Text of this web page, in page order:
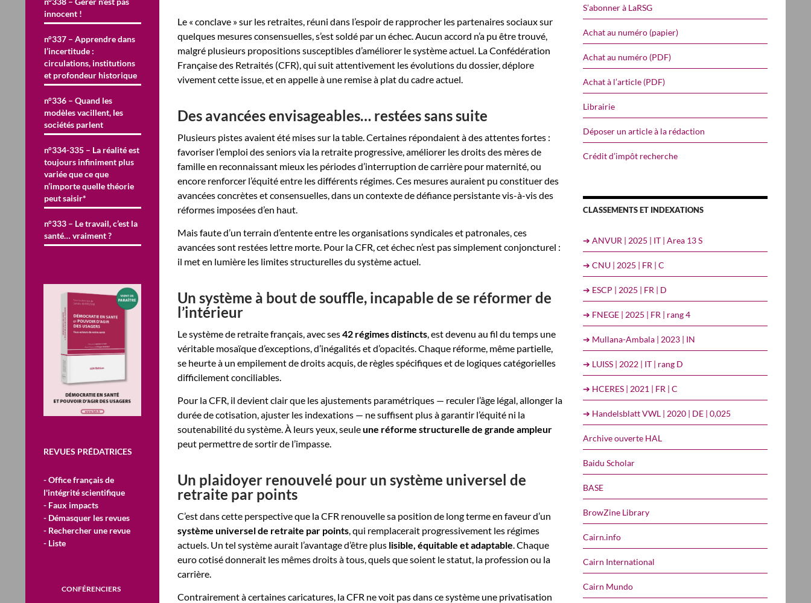
Le « conclave » sur les retraites, réuni dans l’espoir de rapprocher les partenaires sociaux sur
quelques mesures consensuelles, s’est soldé par un échec. Aucun accord n’a pu être trouvé,
malgré plusieurs propositions susceptibles d’améliorer le système actuel. La Confédération
Française des Retraités (CFR), qui suit attentivement les évolutions du dossier, déplore
vivement cette issue, et en appelle à une remise à plat du cadre actuel.
Des avancées envisageables… restées sans suite
Plusieurs pistes avaient été mises sur la table. Certaines répondaient à des attentes fortes :
favoriser l’emploi des seniors via la retraite progressive, améliorer les droits des mères de
famille en reconnaissant mieux les périodes d’interruption de carrière pour maternité, ou
encore renforcer l’équité entre les différents régimes. Ces mesures auraient pu constituer des
avancées concrètes et consensuelles, dans un contexte de défiance persistante vis-à-vis des
réformes imposées d’en haut.
Mais faute d’un terrain d’entente entre les organisations syndicales et patronales, ces
avancées sont restées lettre morte. Pour la CFR, cet échec n’est pas simplement conjoncturel :
il met en lumière les limites structurelles du système actuel.
Un système à bout de souffle, incapable de se réformer de
l’intérieur
Le système de retraite français, avec ses42 régimes distincts, est devenu au fil du temps une
véritable mosaïque d’exceptions, d’inégalités et d’opacités. Chaque réforme, même partielle,
se heurte à un empilement de droits acquis, de règles spécifiques et de logiques catégorielles
difficilement conciliables.
Pour la CFR, il devient clair que les ajustements paramétriques — reculer l’âge légal, allonger la
durée de cotisation, ajuster les indexations — ne suffisent plus à garantir l’équité ni la
soutenabilité du système. À leurs yeux, seuleune réforme structurelle de grande ampleur
peut permettre de sortir de l’impasse.
Un plaidoyer renouvelé pour un système universel de
retraite par points
C’est dans cette perspective que la CFR renouvelle sa position de long terme en faveur d’un
système universel de retraite par points, qui remplacerait progressivement les régimes
actuels. Un tel système aurait l’avantage d’être plus lisible, équitable et adaptable. Chaque
euro cotisé donnerait les mêmes droits à tous, quels que soient le statut, la profession ou la
carrière.
Contrairement à certaines caricatures, la CFR ne voit pas dans ce système une privatisation
S’abonner à LaRSG
Achat au numéro (papier)
Achat au numéro (PDF)
Achat à l’article (PDF)
Librairie
Déposer un article à la rédaction
Crédit d’impôt recherche
CLASSEMENTS ET INDEXATIONS
➔ ANVUR | 2025 | IT | Area 13 S
➔ CNU | 2025 | FR | C
➔ ESCP | 2025 | FR | D
➔ FNEGE | 2025 | FR | rang 4
➔ Mullana-Ambala | 2023 | IN
➔ LUISS | 2022 | IT | rang D
➔ HCERES | 2021 | FR | C
➔ Handelsblatt VWL | 2020 | DE | 0,025
Archive ouverte HAL
Baidu Scholar
BASE
BrowZine Library
Cairn.info
Cairn International
Cairn Mundo
innocent !
n°337 – Apprendre dans
l’incertitude :
circulations, institutions
et profondeur historique
n°336 – Quand les
modèles vacillent, les
sociétés parlent
n°334-335 – La réalité est
toujours infiniment plus
variée que ce que
n’importe quelle théorie
peut saisir*
n°333 – Le travail, c’est la
santé… vraiment ?
REVUES PRÉDATRICES
- Office français de
l'intégrité scientifique
- Faux impacts
- Démasquer les revues
- Rechercher une revue
- Liste
CONFÉRENCIERS